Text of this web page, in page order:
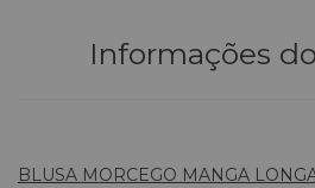
Informações
BLUSA MORCEGO MANGA